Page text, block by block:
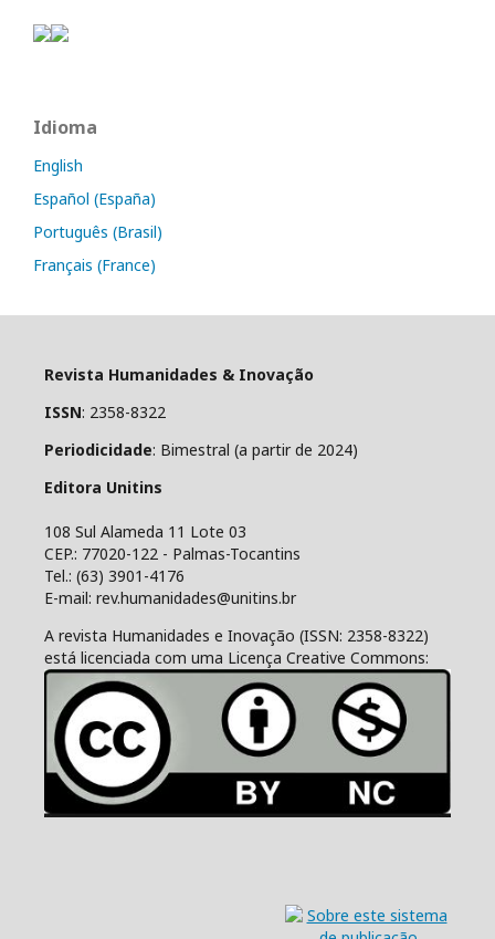
Idioma
English
Español (España)
Português (Brasil)
Français (France)
Revista Humanidades & Inovação
ISSN: 2358-8322
Periodicidade: Bimestral (a partir de 2024)
Editora Unitins
108 Sul Alameda 11 Lote 03
CEP.: 77020-122 - Palmas-Tocantins
Tel.: (63) 3901-4176
E-mail: rev.humanidades@unitins.br
A revista Humanidades e Inovação (ISSN: 2358-8322)
está licenciada com uma Licença Creative Commons: